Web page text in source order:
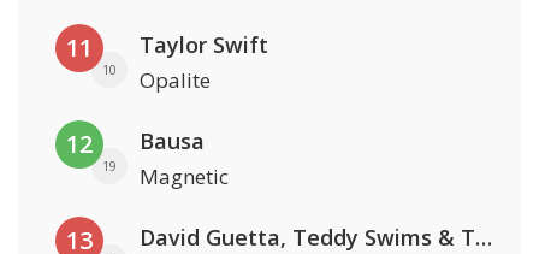
11
10
Taylor Swift
Opalite
12
19
Bausa
Magnetic
13 David Guetta, Teddy Swims & Tones And I